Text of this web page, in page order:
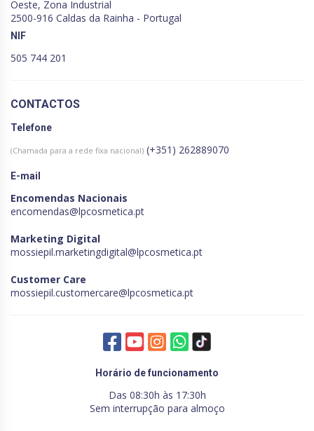
Oeste, Zona Industrial
2500-916 Caldas da Rainha - Portugal
NIF
505 744 201
CONTACTOS
Telefone
(Chamada para a rede fixa nacional) (+351) 262889070
E-mail
Encomendas Nacionais
encomendas@lpcosmetica.pt
Marketing Digital
mossiepil.marketingdigital@lpcosmetica.pt
Customer Care
mossiepil.customercare@lpcosmetica.pt
Horário de funcionamento
Das 08:30h às 17:30h
Sem interrupção para almoço